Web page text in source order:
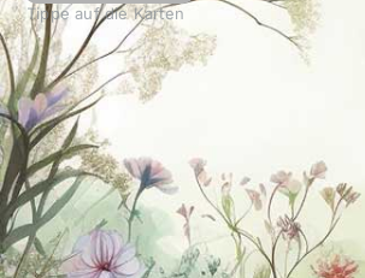
Tippe auf die Karten